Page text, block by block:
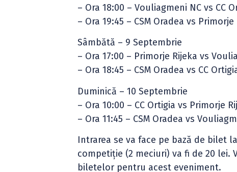
– Ora 18:00 – Vouliagmeni NC vs CC
– Ora 19:45 – CSM Oradea vs Primorje
Sâmbătă – 9 Septembrie
– Ora 17:00 – Primorje Rijeka vs
– Ora 18:45 – CSM Oradea vs CC
Duminică – 10 Septembrie
– Ora 10:00 – CC Ortigia vs Primorje
– Ora 11:45 – CSM Oradea vs
Intrarea se va face pe bază de bilet
competiție (2 meciuri) va fi de 20 lei.
biletelor pentru acest eveniment.